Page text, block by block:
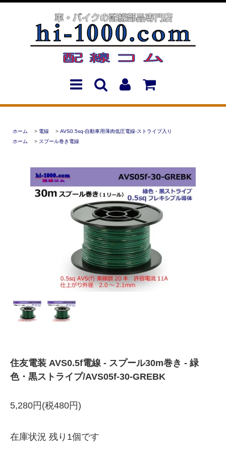
ホーム > 電線 > AVS0.5sq-自動車用薄肉低圧電線-ストライプ入り
ホーム
> スプール巻き電線
住友電装 AVS0.5f電線 - スプール30m巻き - 緑
色・黒ストライプ/AVS05f-30-GREBK
5,280円(税480円)
在庫状況 残り1個です